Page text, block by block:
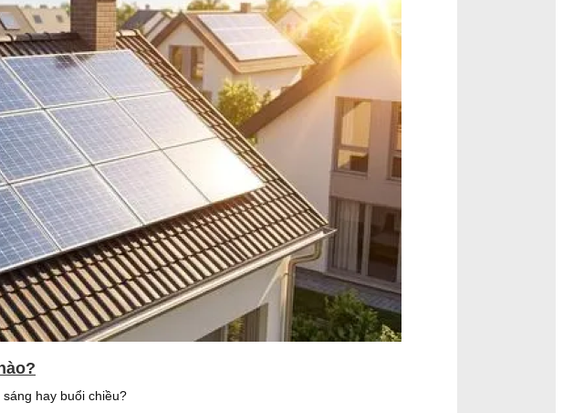
hay buổi chiều?